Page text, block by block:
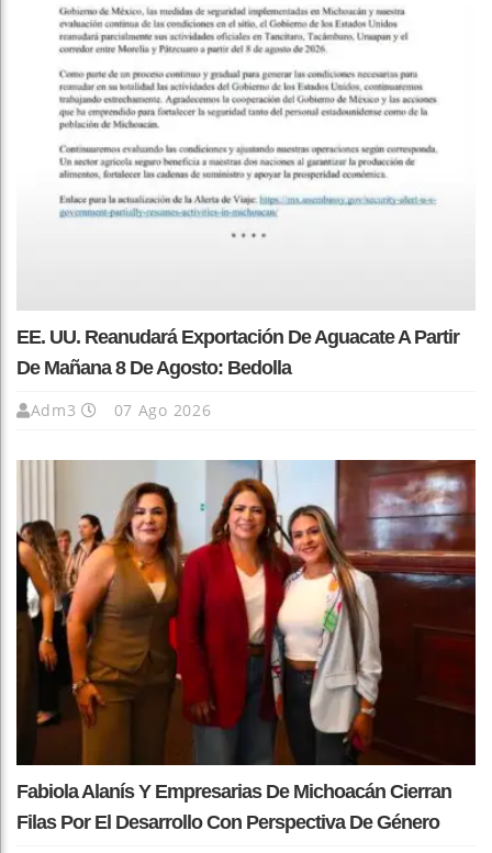
EE. UU. Reanudará Exportación De Aguacate A Partir
De Mañana 8 De Agosto: Bedolla
Adm3 07 Ago 2026
Fabiola Alanís Y Empresarias De Michoacán Cierran
Filas Por El Desarrollo Con Perspectiva De Género